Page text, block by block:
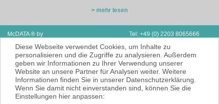
> mehr lesen
McDATA ® by
P.O. Box 2410 | Ras Al Kaimah
Tel: +49 (0) 2203 8065666
E-Mail:info@mcdata.de
McDATA ist eine sehr gute Alternative zu
Ihrem Steuerberater zur Erbringung der
laufenden Finanz- und Lohnbuchhaltung*.
* = Erbracht werden nur Dienstleistungen
gemäß § 6 Nr. 3+4 Steuerberatungsgesetz
Diese Webseite verwendet Cookies, um Inhalte zu
personalisieren und die Zugriffe zu analysieren. Außerdem
geben wir Informationen zu Ihrer Verwendung unserer
Website an unsere Partner für Analysen weiter. Weitere
Informationen finden Sie in unserer Datenschutzerklärung.
Wenn Sie damit nicht einverstanden sind, können Sie die
Einstellungen hier anpassen: